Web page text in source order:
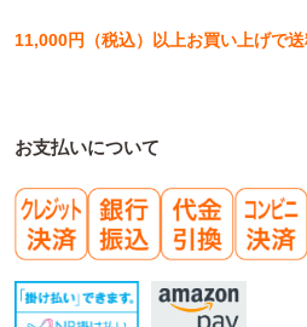
11,000円（税込）以上お買い上げで送
お支払いについて